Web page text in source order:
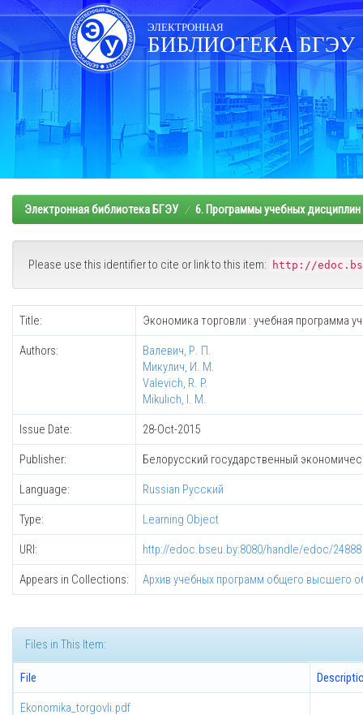
Skip
navigation
ЭЛЕКТРОННАЯ
БИБЛИОТЕКА БГЭУ
Электронная библиотека БГЭУ 6. Программы учебных
Please use this identifier to cite or link to this item: http://
Title: Экономика торговли : учебная программа
Authors:
Валевич, Р. П.
Микулич, И. М.
Valevich, R. P.
Mikulich, I. M.
Issue Date: 28-Oct-2015
Publisher: Белорусский государственный
Language: Russian Русский
Type: Learning Object
URI: http://edoc.bseu.by:8080/handle/edoc/24888
Appears in Collections: Архив учебных программ общего высшего
Files in This Item:
File
Ekonomika_torgovli.pdf